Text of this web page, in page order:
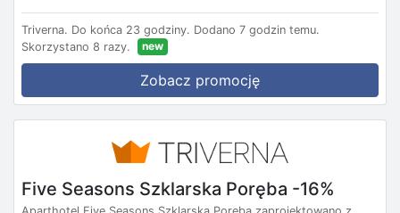
Triverna. Do końca 23 godziny. Dodano 7 godzin temu.
Skorzystano 8 razy.
new
Zobacz promocję
Five Seasons Szklarska Poręba -16%